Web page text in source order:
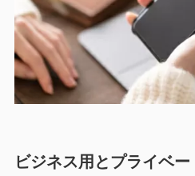
ビジネス用とプライベ